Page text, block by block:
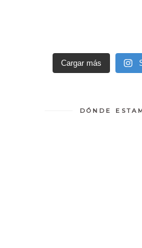
Cargar más
DÓNDE